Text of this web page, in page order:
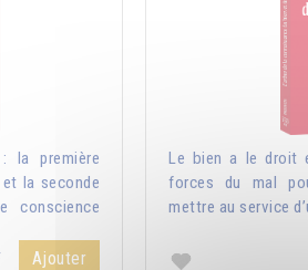
la première
la seconde
conscience
Ajouter
Le bien a le droit
forces du mal
mettre au service